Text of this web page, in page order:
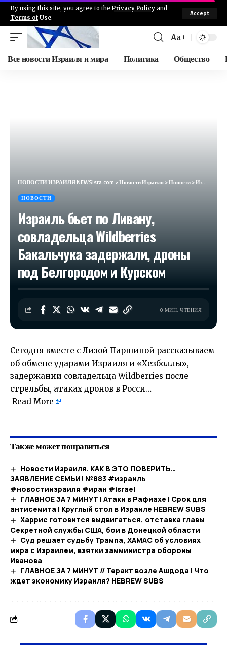
By using this site, you agree to the Privacy Policy and
Terms of Use.
Accept
Aa
Все новости Израиля и мира Политика Общество
НОВОСТИ ИЗРАИЛЯ NEWSisra.com >Новости Израиля>Новости>Израиль бьет по Ливану, совладельца Wildberries Бакальчука задержали, дроны под Белгородом и Курском
НОВОСТИ
Израиль бьет по Ливану,
совладельца Wildberries
Бакальчука задержали, дроны
под Белгородом и Курском
0 МИН. ЧТЕНИЯ
Сегодня вместе с Лизой Паршиной рассказываем
об обмене ударами Израиля и «Хезболлы»,
задержании совладельца Wildberries после
стрельбы, атаках дронов в Росси…
Read More
Также может понравиться
Новости Израиля. КАК В ЭТО ПОВЕРИТЬ…
ЗАЯВЛЕНИЕ СЕМЬИ! №883 #израиль
#новостиизраиля #иран #israel
ГЛАВНОЕ ЗА 7 МИНУТ | Атаки в Рафиахе | Срок для
антисемита | Круглый стол в Израиле HEBREW SUBS
Харрис готовится выдвигаться, отставка главы
Секретной службы США, бои в Донецкой области
Суд решает судьбу Трампа, ХАМАС об условиях
мира с Израилем, взятки замминистра обороны
Иванова
ГЛАВНОЕ ЗА 7 МИНУТ // Теракт возле Ашдода | Что
ждет экономику Израиля? HEBREW SUBS